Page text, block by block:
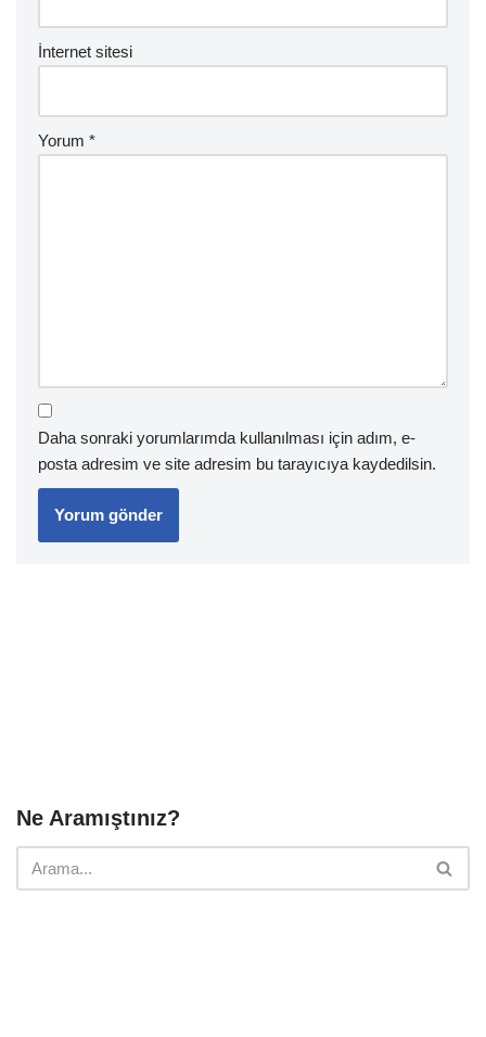
İnternet sitesi
Yorum *
Daha sonraki yorumlarımda kullanılması için adım, e-
posta adresim ve site adresim bu tarayıcıya kaydedilsin.
Ne Aramıştınız?